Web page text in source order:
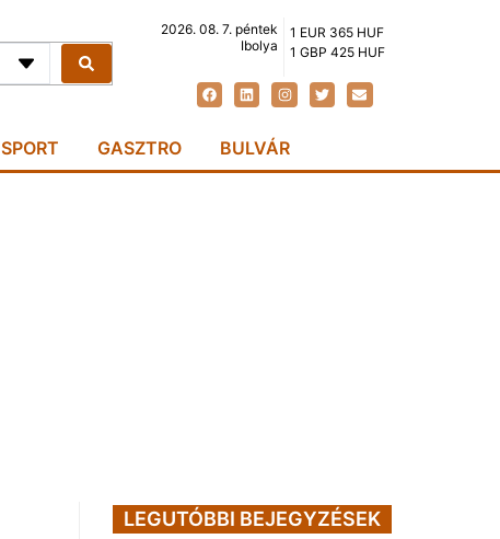
2026. 08. 7. péntek
Ibolya
1 EUR 365 HUF
1 GBP 425 HUF
SPORT GASZTRO BULVÁR
LEGUTÓBBI BEJEGYZÉSEK